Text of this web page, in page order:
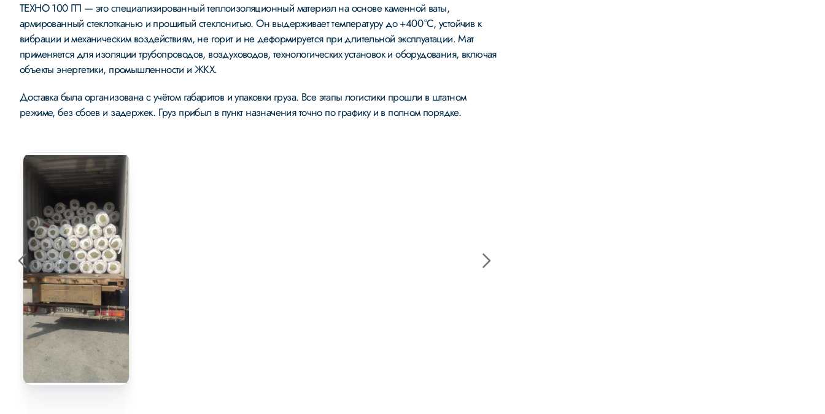
ТЕХНО 100 ГП — это специализированный теплоизоляционный материал на основе каменной ваты,
армированный стеклотканью и прошитый стеклонитью. Он выдерживает температуру до +400 °C, устойчив к
вибрации и механическим воздействиям, не горит и не деформируется при длительной эксплуатации. Мат
применяется для изоляции трубопроводов, воздуховодов, технологических установок и оборудования, включая
объекты энергетики, промышленности и ЖКХ.
Доставка была организована с учётом габаритов и упаковки груза. Все этапы логистики прошли в штатном
режиме, без сбоев и задержек. Груз прибыл в пункт назначения точно по графику и в полном порядке.